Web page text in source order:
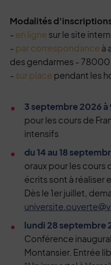
Modalités
- en ligne sur le site
- par correspondance à
des gendarmes - 78000
- sur place pendant les
3 septembre 2026 à
pour les cours de
intensifs
du 14 au 18
oraux pour les cours
écrits sont à réaliser
Dès le 1er juillet,
lundi 28 septembre
Conférence
Montansier. Entrée